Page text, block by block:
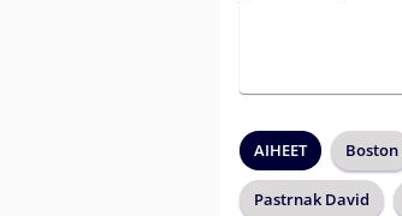
AIHEET Boston
Pastrnak David